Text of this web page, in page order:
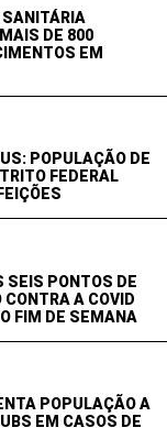
DE 800
EM
POPULAÇÃO DE
FEDERAL
SEIS PONTOS DE
A COVID
FIM DE SEMANA
POPULAÇÃO A
EM CASOS DE